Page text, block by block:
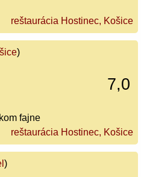
reštaurácia Hostinec, Košice
)
7,0
fajne
reštaurácia Hostinec, Košice
)